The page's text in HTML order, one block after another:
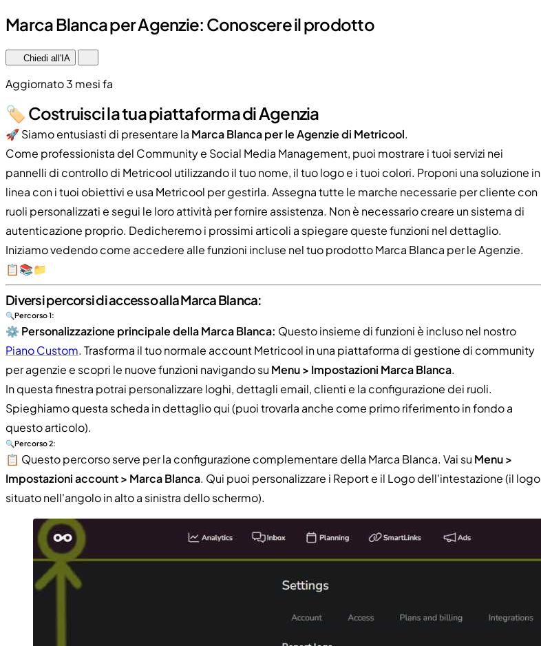
Marca Blanca per Agenzie: Conoscere il prodotto
Chiedi all'IA
Aggiornato 3 mesi fa
🏷️ Costruisci la tua piattaforma di Agenzia
🚀 Siamo entusiasti di presentare la Marca Blanca per le Agenzie di Metricool.
Come professionista del Community e Social Media Management, puoi mostrare i tuoi servizi nei
pannelli di controllo di Metricool utilizzando il tuo nome, il tuo logo e i tuoi colori. Proponi una soluzione in
linea con i tuoi obiettivi e usa Metricool per gestirla. Assegna tutte le marche necessarie per cliente con
ruoli personalizzati e segui le loro attività per fornire assistenza. Non è necessario creare un sistema di
autenticazione proprio. Dedicheremo i prossimi articoli a spiegare queste funzioni nel dettaglio.
Iniziamo vedendo come accedere alle funzioni incluse nel tuo prodotto Marca Blanca per le Agenzie.
📋📚📁
Diversi percorsi di accesso alla Marca Blanca:
🔍Percorso 1:
⚙️ Personalizzazione principale della Marca Blanca: Questo insieme di funzioni è incluso nel nostro
Piano Custom. Trasforma il tuo normale account Metricool in una piattaforma di gestione di community
per agenzie e scopri le nuove funzioni navigando su Menu > Impostazioni Marca Blanca.
In questa finestra potrai personalizzare loghi, dettagli email, clienti e la configurazione dei ruoli.
Spieghiamo questa scheda in dettaglio qui (puoi trovarla anche come primo riferimento in fondo a
questo articolo).
🔍Percorso 2:
📋 Questo percorso serve per la configurazione complementare della Marca Blanca. Vai su Menu >
Impostazioni account > Marca Blanca. Qui puoi personalizzare i Report e il Logo dell'intestazione (il logo
situato nell'angolo in alto a sinistra dello schermo).